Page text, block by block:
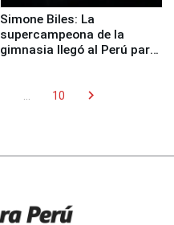
Simone Biles: La
supercampeona de la
gimnasia llegó al Perú para
10 chevron_right